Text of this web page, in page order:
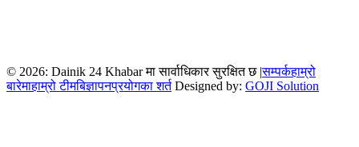
© 2026: Dainik 24 Khabar मा सार्वाधिकार सुरक्षित छ |सम्पर्कहाम्रो
बारेमाहाम्रो टीमबिज्ञापनप्रयोगका शर्तDesigned by: GOJI Solution